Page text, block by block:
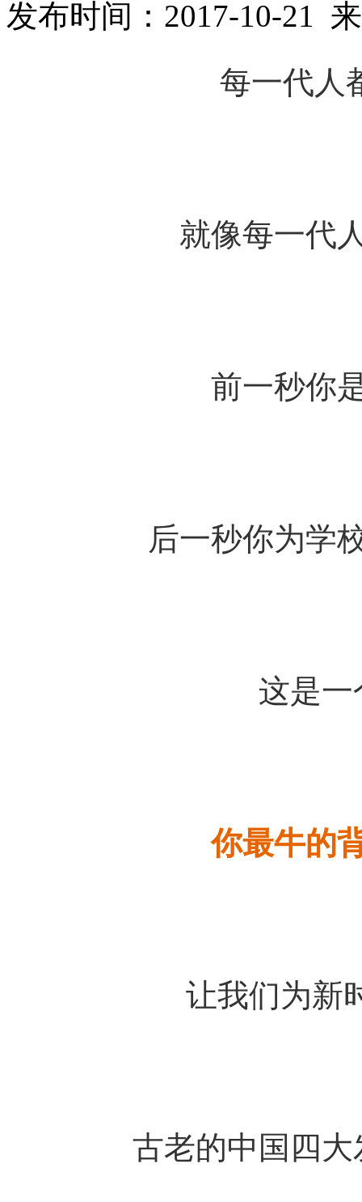
发布时间：2017-10-21
每一代人
就像每一代
前一秒你
后一秒你为学
这是
你最牛的
让我们为新
古老的中国四